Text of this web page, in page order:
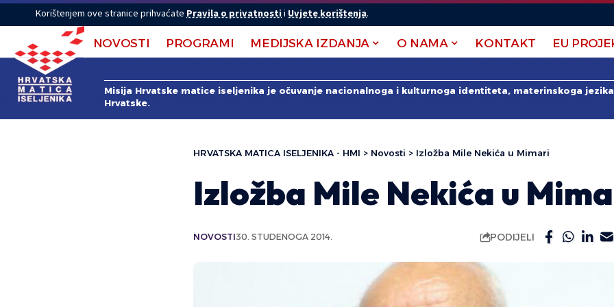
Korištenjem ove stranice prihvaćate Pravila o privatnostii Uvjete korištenja.
NOVOSTI PROGRAMI MEDIJSKA IZDANJA O NAMA KONTAKT EU
Misija Hrvatske matice iseljenika je očuvanje nacionalnoga i kulturnoga identiteta, materinskoga
Hrvatske.
HRVATSKA MATICA ISELJENIKA - HMI > Novosti > Izložba Mile Nekića u Mimari
Izložba Mile Nekića u
NOVOSTI30. STUDENOGA 2014. PODIJELI